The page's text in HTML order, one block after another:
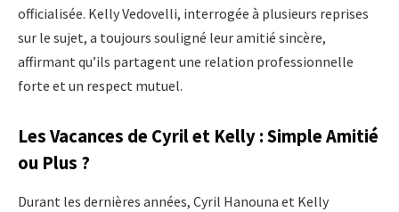
officialisée. Kelly Vedovelli, interrogée à plusieurs reprises
sur le sujet, a toujours souligné leur amitié sincère,
affirmant qu’ils partagent une relation professionnelle
forte et un respect mutuel.
Les Vacances de Cyril et Kelly : Simple Amitié
ou Plus ?
Durant les dernières années, Cyril Hanouna et Kelly